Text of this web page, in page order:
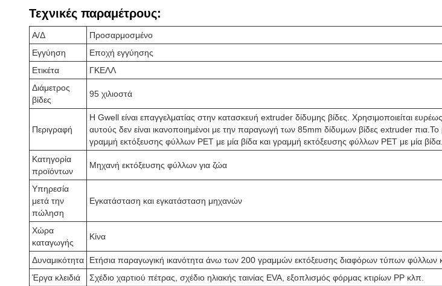
Τεχνικές παραμέτρους:
Α/Δ
Προσαρμοσμένο
Εγγύηση
Εποχή εγγύησης
Ετικέτα
ΓΚΕΛΛ
Διάμετρος
βίδες
95 χιλιοστά
Περιγραφή
Η Gwell είναι επαγγελματίας στην κατασκευή extruder δίδυμης βίδες. Χρησιμοποιείται
αυτούς δεν είναι ικανοποιημένοι με την παραγωγή των 85mm δίδυμων βίδες extruder
γραμμή εκτόξευσης φύλλων PET με μία βίδα και γραμμή εκτόξευσης φύλλων PET με μία βίδα.
Κατηγορία
προϊόντων
Μηχανή εκτόξευσης φύλλων για ζώα
Υπηρεσία
μετά την
πώληση
Εγκατάσταση και εγκατάσταση μηχανών
Χώρα
καταγωγής
Κίνα
Δυναμικότητα
Ετήσια παραγωγική ικανότητα άνω των 200 γραμμών εκτόξευσης διαφόρων τύπων φύλλων
Έργα κλειδιά
Σχέδιο χαρτιού πέτρας, σχέδιο ηλιακής ταινίας EVA, εξοπλισμός φόρμας κτιρίων PP κλπ.